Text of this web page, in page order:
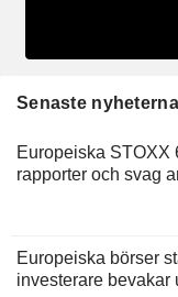
Senaste
Europeiska STOXX
rapporter och svag
Europeiska börser
investerare bevakar